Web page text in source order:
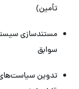
تأمین)
مستندسازی
سوابق
تدوین سیاست‌های